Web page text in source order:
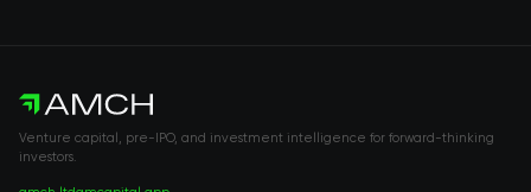
Venture capital, pre-IPO, and investment intelligence for forward-thinking
investors.